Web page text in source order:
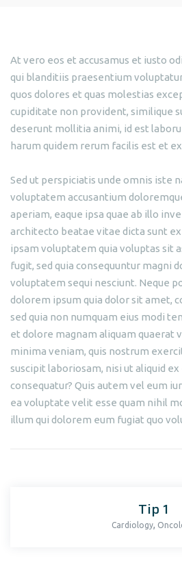
At vero eos et accusamus et iusto
qui blanditiis praesentium
quos dolores et quas molestias
cupiditate non provident, similique
deserunt mollitia animi, id est
harum quidem rerum facilis est et
Sed ut perspiciatis unde omnis iste
voluptatem accusantium
aperiam, eaque ipsa quae ab illo
architecto beatae vitae dicta sunt
ipsam voluptatem quia voluptas sit
fugit, sed quia consequuntur magni
voluptatem sequi nesciunt. Neque
dolorem ipsum quia dolor sit amet,
sed quia non numquam eius modi
et dolore magnam aliquam quaerat
minima veniam, quis nostrum
suscipit laboriosam, nisi ut aliquid
consequatur? Quis autem vel eum
ea voluptate velit esse quam nihil
illum qui dolorem eum fugiat quo
Tip 1
Cardiology,